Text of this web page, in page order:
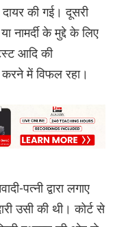
की गई। दूसरी
नामर्दी के मुद्दे के लिए
आदि की
करने में विफल रहा।
पत्नी द्वारा लगाए
उसी की थी। कोर्ट से